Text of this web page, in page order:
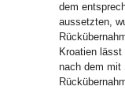
dem
aussetzten,
Kroatien
nach dem mit